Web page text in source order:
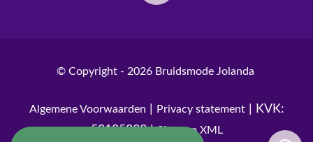
© Copyright - 2026 Bruidsmode Jolanda
Algemene Voorwaarden Privacy statement| KVK:
52185230 |Sitemap XML